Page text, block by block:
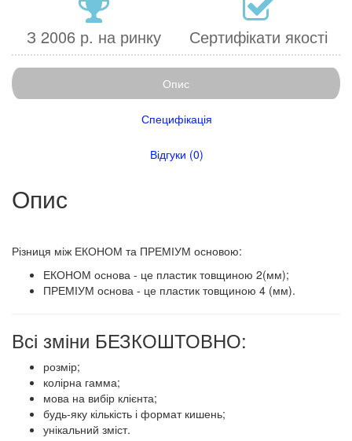
З 2006 р. на ринку Сертифікати якості
Опис
Специфікація
Відгуки (0)
Опис
Різниця між ЕКОНОМ та ПРЕМІУМ основою:
ЕКОНОМ основа - це пластик товщиною 2(мм);
ПРЕМІУМ основа - це пластик товщиною 4 (мм).
Всі зміни БЕЗКОШТОВНО:
розмір;
колірна гамма;
мова на вибір клієнта;
будь-яку кількість і формат кишень;
унікальний зміст.